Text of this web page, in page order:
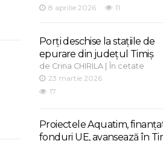
8 aprilie 2026
11
Porți deschise la stațiile de
epurare din județul Timiș
de Crina CHIRILA | În cetate
23 martie 2026
17
Proiectele Aquatim,
fonduri UE, avansează în